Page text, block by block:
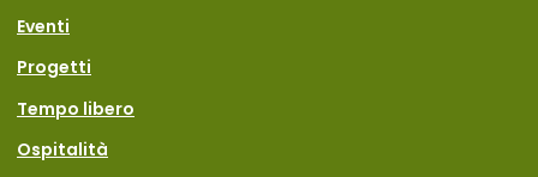
Eventi
Progetti
Tempo libero
Ospitalità